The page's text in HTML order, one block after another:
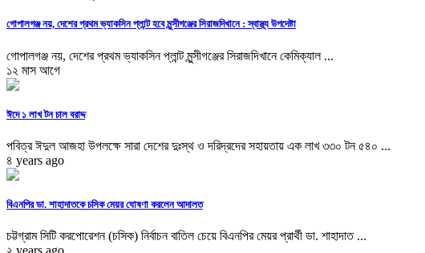
গোপালগঞ্জ নয়, দেশের প্রথম ভ্যাকসিন প্লান্ট হবে মুন্সীগঞ্জের সিরাজদিখানে : স্বাস্থ্য উপদেষ্টা
গোপালগঞ্জ নয়, দেশের প্রথম ভ্যাকসিন প্লান্ট মুন্সীগঞ্জের সিরাজদিখানে কেমিক্যাল ...
১২ মাস আগে
ঈদে ১ লাখ টন চাল বরাদ্দ
পবিত্র ঈদুল আজহা উপলক্ষে সারা দেশের দুঃস্থ ও দরিদ্রদের সহায়তায় এক লাখ ৩৩০ টন ৫৪০ ...
৪ years ago
বিএনপির ডা. শাহাদাতকে চসিক মেয়র ঘোষণা করলেন আদালত
চট্টগ্রাম সিটি করপোরেশন (চসিক) নির্বাচন বাতিল চেয়ে বিএনপির মেয়র প্রার্থী ডা. শাহাদাত ...